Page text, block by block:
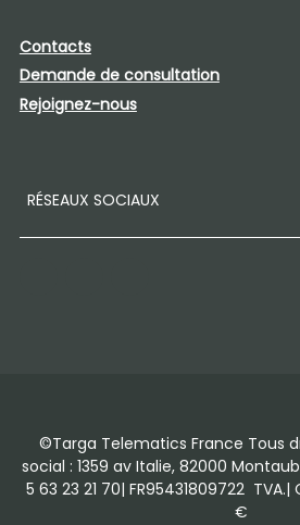
Contacts
Demande de consultation
Rejoignez-nous
RÉSEAUX SOCIAUX
©Targa Telematics France Tous
social : 1359 av Italie, 82000
5 63 23 21 70| FR95431809722
€